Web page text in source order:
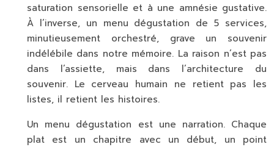
saturation sensorielle et à une amnésie gustative.
À l’inverse, un menu dégustation de 5 services,
minutieusement orchestré, grave un souvenir
indélébile dans notre mémoire. La raison n’est pas
dans l’assiette, mais dans l’architecture du
souvenir. Le cerveau humain ne retient pas les
listes, il retient les histoires.
Un menu dégustation est une narration. Chaque
plat est un chapitre avec un début, un point